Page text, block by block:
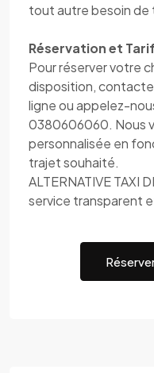
tout autre besoin de
Réservation et
Pour réserver votre
disposition,
ligne ou appelez-
0380606060. Nous
personnalisée en
trajet souhaité.
ALTERNATIVE TAXI
service transparent